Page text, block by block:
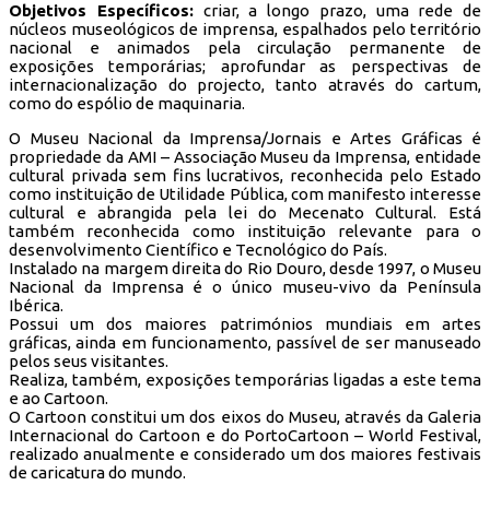
Objetivos Específicos:criar, a longo prazo, uma rede de
núcleos museológicos de imprensa, espalhados pelo território
nacional e animados pela circulação permanente de
exposições temporárias; aprofundar as perspectivas de
internacionalização do projecto, tanto através do cartum,
como do espólio de maquinaria.
O Museu Nacional da Imprensa/Jornais e Artes Gráficas é
propriedade da AMI – Associação Museu da Imprensa, entidade
cultural privada sem fins lucrativos, reconhecida pelo Estado
como instituição de Utilidade Pública, com manifesto interesse
cultural e abrangida pela lei do Mecenato Cultural. Está
também reconhecida como instituição relevante para o
desenvolvimento Científico e Tecnológico do País.
Instalado na margem direita do Rio Douro, desde 1997, o Museu
Nacional da Imprensa é o único museu-vivo da Península
Ibérica.
Possui um dos maiores patrimónios mundiais em artes
gráficas, ainda em funcionamento, passível de ser manuseado
pelos seus visitantes.
Realiza, também, exposições temporárias ligadas a este tema
e ao Cartoon.
O Cartoon constitui um dos eixos do Museu, através da Galeria
Internacional do Cartoon e do PortoCartoon – World Festival,
realizado anualmente e considerado um dos maiores festivais
de caricatura do mundo.